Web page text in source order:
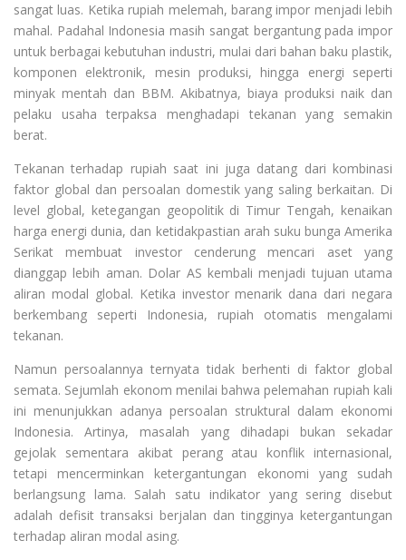
sangat luas. Ketika rupiah melemah, barang impor menjadi lebih
mahal. Padahal Indonesia masih sangat bergantung pada impor
untuk berbagai kebutuhan industri, mulai dari bahan baku plastik,
komponen elektronik, mesin produksi, hingga energi seperti
minyak mentah dan BBM. Akibatnya, biaya produksi naik dan
pelaku usaha terpaksa menghadapi tekanan yang semakin
berat.
Tekanan terhadap rupiah saat ini juga datang dari kombinasi
faktor global dan persoalan domestik yang saling berkaitan. Di
level global, ketegangan geopolitik di Timur Tengah, kenaikan
harga energi dunia, dan ketidakpastian arah suku bunga Amerika
Serikat membuat investor cenderung mencari aset yang
dianggap lebih aman. Dolar AS kembali menjadi tujuan utama
aliran modal global. Ketika investor menarik dana dari negara
berkembang seperti Indonesia, rupiah otomatis mengalami
tekanan.
Namun persoalannya ternyata tidak berhenti di faktor global
semata. Sejumlah ekonom menilai bahwa pelemahan rupiah kali
ini menunjukkan adanya persoalan struktural dalam ekonomi
Indonesia. Artinya, masalah yang dihadapi bukan sekadar
gejolak sementara akibat perang atau konflik internasional,
tetapi mencerminkan ketergantungan ekonomi yang sudah
berlangsung lama. Salah satu indikator yang sering disebut
adalah defisit transaksi berjalan dan tingginya ketergantungan
terhadap aliran modal asing.